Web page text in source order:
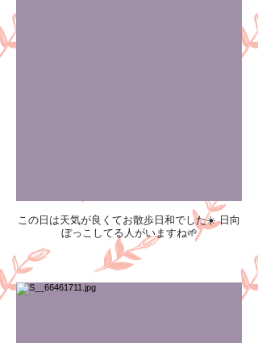
この日は天気が良くてお散歩日和でした☀️ 日向
ぼっこしてる人がいますね🌱